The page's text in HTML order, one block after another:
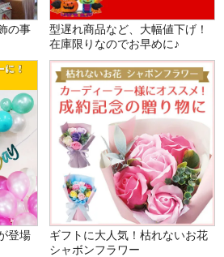
の事
型遅れ商品など、大幅値下げ！
在庫限りなのでお早めに♪
登場
ギフトに大人気！枯れないお花
シャボンフラワー